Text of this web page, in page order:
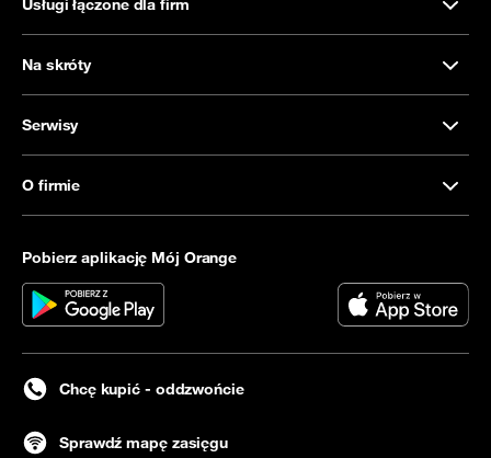
Usługi łączone dla firm
Na skróty
Serwisy
O firmie
Pobierz aplikację Mój Orange
Chcę kupić - oddzwońcie
Sprawdź mapę zasięgu